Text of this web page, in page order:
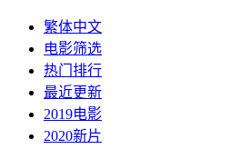
繁体中文
电影筛选
热门排行
最近更新
2019电影
2020新片